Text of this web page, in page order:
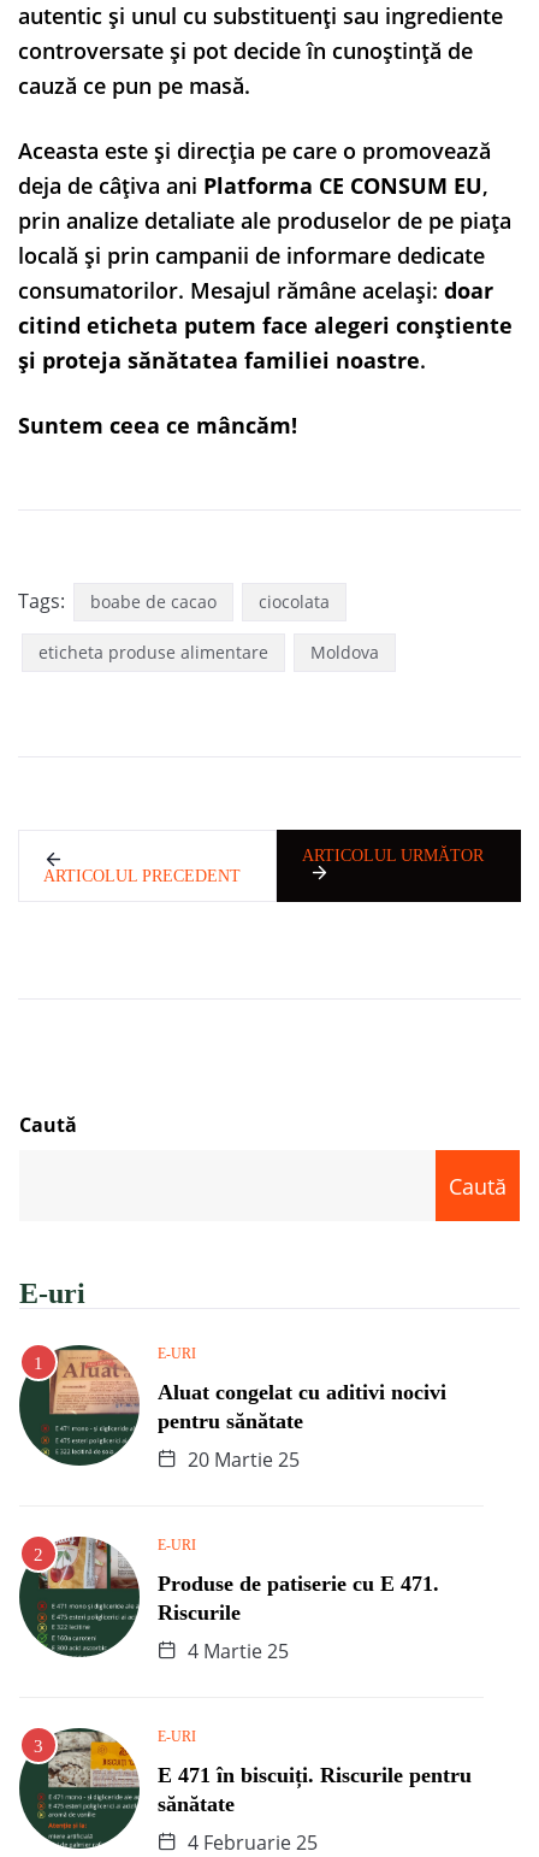
autentic și unul cu substituenți sau ingrediente
controversate și pot decide în cunoștință de
cauză ce pun pe masă.
Aceasta este și direcția pe care o promovează
deja de câțiva ani Platforma CE CONSUM EU,
prin analize detaliate ale produselor de pe piața
locală și prin campanii de informare dedicate
consumatorilor. Mesajul rămâne același: doar
citind eticheta putem face alegeri conștiente
și proteja sănătatea familiei noastre.
Suntem ceea ce mâncăm!
Tags: boabe de cacao ciocolata
eticheta produse alimentare Moldova
ARTICOLUL PRECEDENT
ARTICOLUL URMĂTOR
Caută
Caută
E-uri
E-URI
Aluat congelat cu aditivi nocivi
pentru sănătate
20 Martie 25
E-URI
Produse de patiserie cu E 471.
Riscurile
4 Martie 25
E-URI
E 471 în biscuiți. Riscurile pentru
sănătate
4 Februarie 25